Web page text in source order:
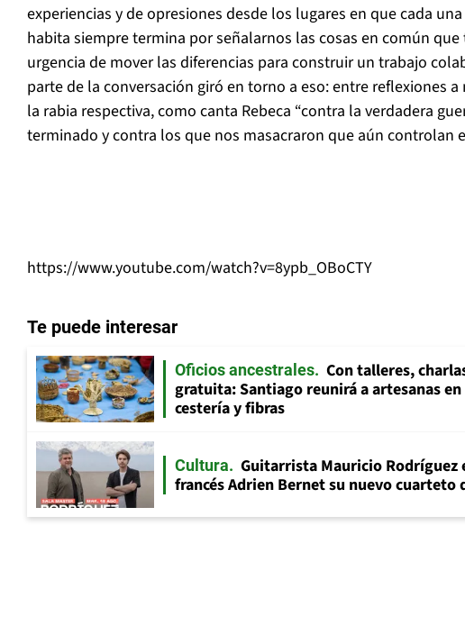
experiencias y de opresiones desde los lugares en que cada
habita siempre termina por señalarnos las cosas en común que
urgencia de mover las diferencias para construir un trabajo
parte de la conversación giró en torno a eso: entre reflexiones
la rabia respectiva, como canta Rebeca “contra la verdadera
terminado y contra los que nos masacraron que aún controlan
https://www.youtube.com/watch?v=8ypb_OBoCTY
Te puede interesar
Oficios ancestrales
Con talleres,
gratuita: Santiago reunirá a artesanas
cestería y fibras
Cultura
Guitarrista Mauricio Rodríguez
francés Adrien Bernet su nuevo cuarteto